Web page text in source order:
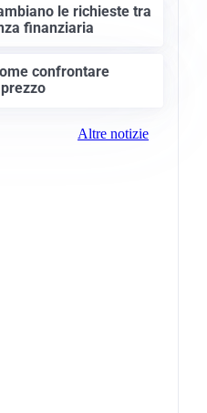
le richieste tra
finanziaria
confrontare
Altre notizie